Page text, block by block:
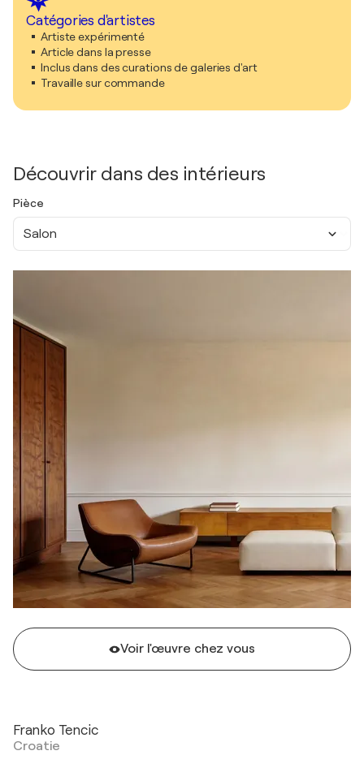
Catégories d'artistes
Artiste expérimenté
Article dans la presse
Inclus dans des curations de galeries d'art
Travaille sur commande
Découvrir dans des intérieurs
Pièce
Salon
Voir l'œuvre chez vous
Franko Tencic
Croatie